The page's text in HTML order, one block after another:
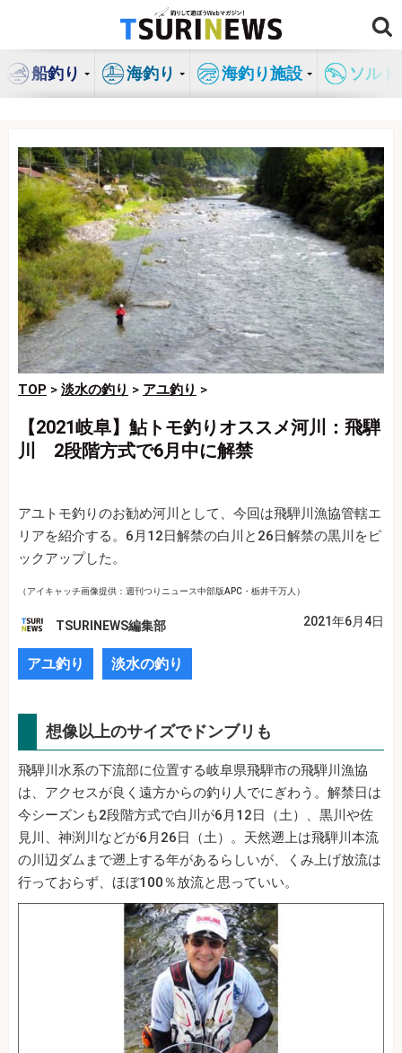
ン
船釣り 海釣り 海釣り施設 ソル
TOP > 淡水の釣り > アユ釣り >
【2021岐阜】鮎トモ釣りオススメ河川：飛騨
川 2段階方式で6月中に解禁
アユトモ釣りのお勧め河川として、今回は飛騨川漁協管轄エ
リアを紹介する。6月12日解禁の白川と26日解禁の黒川をピ
ックアップした。
（アイキャッチ画像提供：週刊つりニュース中部版APC・栃井千万人）
TSURINEWS編集部 2021年6月4日
アユ釣り 淡水の釣り
想像以上のサイズでドンブリも
飛騨川水系の下流部に位置する岐阜県飛騨市の飛騨川漁協
は、アクセスが良く遠方からの釣り人でにぎわう。解禁日は
今シーズンも2段階方式で白川が6月12日（土）、黒川や佐
見川、神渕川などが6月26日（土）。天然遡上は飛騨川本流
の川辺ダムまで遡上する年があるらしいが、くみ上げ放流は
行っておらず、ほぼ100％放流と思っていい。